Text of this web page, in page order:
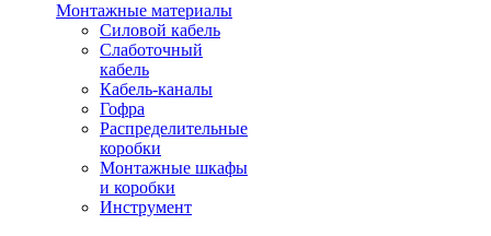
Монтажные материалы
Силовой кабель
Слаботочный
кабель
Кабель-каналы
Гофра
Распределительные
коробки
Монтажные шкафы
и коробки
Инструмент